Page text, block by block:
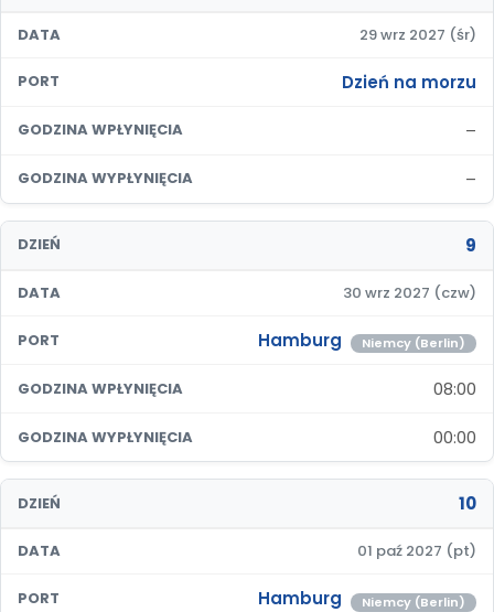
DATA 29 wrz 2027 (śr)
PORT Dzień na morzu
GODZINA WPŁYNIĘCIA –
GODZINA WYPŁYNIĘCIA –
DZIEŃ 9
DATA 30 wrz 2027 (czw)
PORT Hamburg Niemcy (Berlin)
GODZINA WPŁYNIĘCIA 08:00
GODZINA WYPŁYNIĘCIA 00:00
DZIEŃ 10
DATA 01 paź 2027 (pt)
PORT Hamburg Niemcy (Berlin)